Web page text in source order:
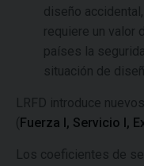
diseño
requiere un valor
países la
situación de
LRFD introduce
( Fuerza I, Servicio I,
Los coeficientes de